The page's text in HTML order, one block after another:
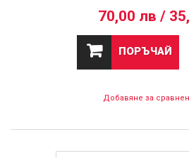
70,00 лв /
ПОРЪЧАЙ
Добавяне за